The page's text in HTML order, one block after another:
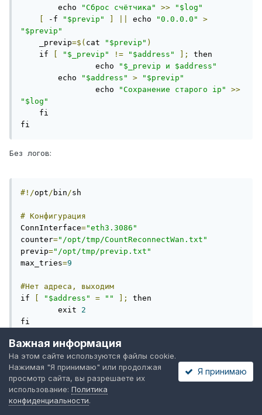
	echo
"Сброс счётчика" >>
"$log"
-f "$previp" echo "0.0.0.0"
>
"$previp"
    _previp
=$( cat "$previp" )
    if
"$_previp" != "$address" ];
then
		echo
"$_previp и $address"
        echo
"$address" >
"$previp"
		echo
"Сохранение старого ip"
>>
"$log"
fi
Без логов:
#!/opt/ bin/sh
# Конфигурация
ConnInterface="eth3.3086"
counter="/opt/tmp/CountReconnectWan.txt"
previp="/opt/tmp/previp.txt"
max_tries=9
#Нет адреса,
выходим
if
"$address" = "" ];
then
	exit
2
fi
# Проверка на наличие
if [ -z "$interface" ] || [ -z "$address"
[ -z "$gateway" ]; then
    exit
1
fi
Важная информация
На этом сайте используются файлы cookie.
Нажимая "Я принимаю" или продолжая
просмотр сайта, вы разрешаете их
использование: Политика
конфиденциальности.
Я принимаю